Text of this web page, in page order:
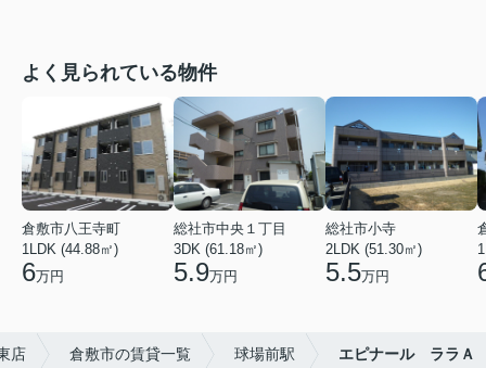
よく見られている物件
倉敷市八王寺町
1LDK (44.88㎡)
6万円
総社市中央１丁目
3DK (61.18㎡)
5.9万円
総社市小寺
2LDK (51.30㎡)
5.5万円
店 倉敷市の賃貸一覧 球場前駅 エピナール ララＡ